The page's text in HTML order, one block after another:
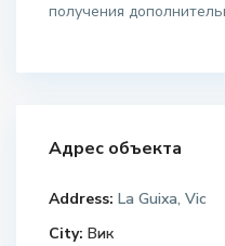
получения
Адрес объекта
Address: La Guixa, Vic
City: Вик